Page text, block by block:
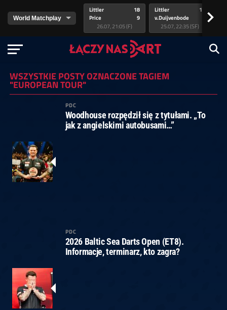
Littler
Price
18
9
26.07, 21:05 (F)
Littler
v.Duijvenbode
17
25.07, 22:35 (SF)
>
WSZYSTKIE POSTY OZNACZONE TAGIEM
"EUROPEAN TOUR"
PDC
Woodhouse rozpędził się z tytułami. „To
jak z angielskimi autobusami…”
PDC
2026 Baltic Sea Darts Open (ET8).
Informacje, terminarz, kto zagra?